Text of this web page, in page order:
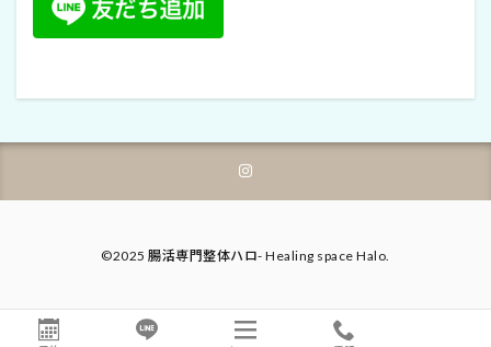
©2025 腸活専門整体ハロ- Healing space Halo.